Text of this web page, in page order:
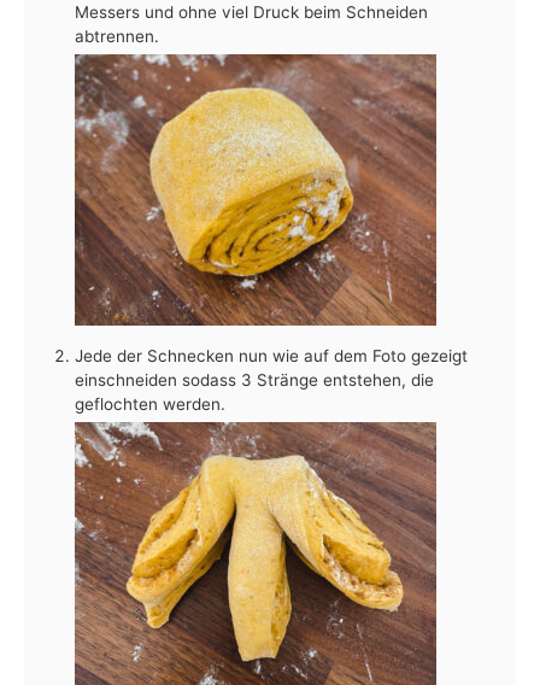
Messers und ohne viel Druck beim Schneiden
abtrennen.
Jede der Schnecken nun wie auf dem Foto gezeigt
einschneiden sodass 3 Stränge entstehen, die
geflochten werden.